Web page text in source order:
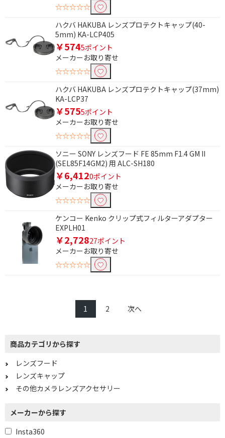
☆☆☆☆☆
ハクバ HAKUBA レンズプロテクトキャップ(40-
5mm) KA-LCP405
￥5745ポイント
メーカーお取り寄せ
☆☆☆☆☆
ハクバ HAKUBA レンズプロテクトキャップ(37mm)
KA-LCP37
￥5755ポイント
メーカーお取り寄せ
☆☆☆☆☆
ソニー SONY レンズフード FE 85mm F1.4 GM II
(SEL85F14GM2) 用 ALC-SH180
￥6,4120ポイント
メーカーお取り寄せ
☆☆☆☆☆
ケンコー Kenko クリップ式フィルターアダプター
EXPLH01
￥2,72827ポイント
メーカーお取り寄せ
☆☆☆☆☆
1 2 次へ
商品カテゴリから探す
レンズフード
レンズキャップ
その他カメラレンズアクセサリー
メーカーから探す
Insta360